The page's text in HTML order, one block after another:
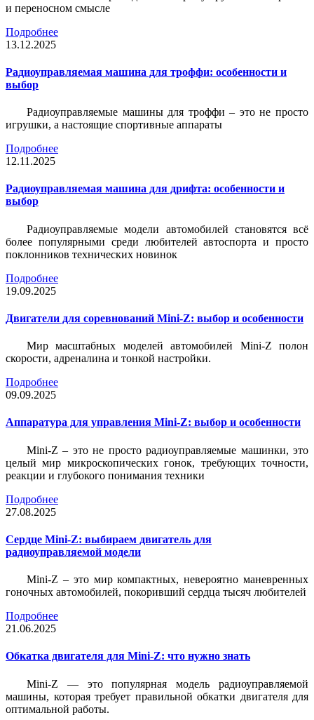
и переносном смысле
Подробнее
13.12.2025
Радиоуправляемая машина для троффи: особенности и
выбор
Радиоуправляемые машины для троффи – это не просто
игрушки, а настоящие спортивные аппараты
Подробнее
12.11.2025
Радиоуправляемая машина для дрифта: особенности и
выбор
Радиоуправляемые модели автомобилей становятся всё
более популярными среди любителей автоспорта и просто
поклонников технических новинок
Подробнее
19.09.2025
Двигатели для соревнований Mini-Z: выбор и особенности
Мир масштабных моделей автомобилей Mini-Z полон
скорости, адреналина и тонкой настройки.
Подробнее
09.09.2025
Аппаратура для управления Mini-Z: выбор и особенности
Mini-Z – это не просто радиоуправляемые машинки, это
целый мир микроскопических гонок, требующих точности,
реакции и глубокого понимания техники
Подробнее
27.08.2025
Сердце Mini-Z: выбираем двигатель для
радиоуправляемой модели
Mini-Z – это мир компактных, невероятно маневренных
гоночных автомобилей, покоривший сердца тысяч любителей
Подробнее
21.06.2025
Обкатка двигателя для Mini-Z: что нужно знать
Mini-Z — это популярная модель радиоуправляемой
машины, которая требует правильной обкатки двигателя для
оптимальной работы.